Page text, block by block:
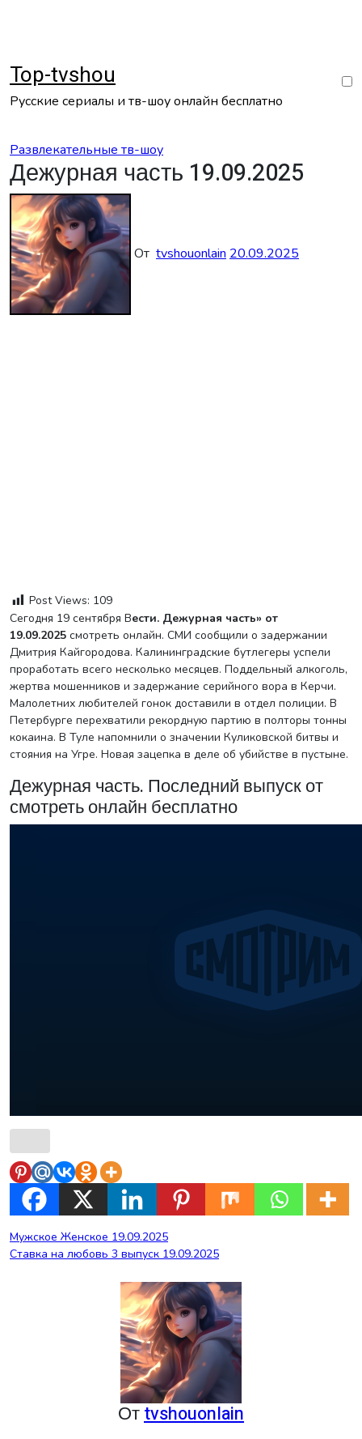
Top-tvshou
Русские сериалы и тв-шоу онлайн бесплатно
Развлекательные тв-шоу
Дежурная часть 19.09.2025
От tvshouonlain 20.09.2025
Post Views: 109
Сегодня 19 сентября Вести. Дежурная часть» от
19.09.2025 смотреть онлайн. СМИ сообщили о задержании
Дмитрия Кайгородова. Калининградские бутлегеры успели
проработать всего несколько месяцев. Поддельный алкоголь,
жертва мошенников и задержание серийного вора в Керчи.
Малолетних любителей гонок доставили в отдел полиции. В
Петербурге перехватили рекордную партию в полторы тонны
кокаина. В Туле напомнили о значении Куликовской битвы и
стояния на Угре. Новая зацепка в деле об убийстве в пустыне.
Дежурная часть. Последний выпуск от
смотреть онлайн бесплатно
Навигация
по
Мужское Женское 19.09.2025
Ставка на любовь 3 выпуск 19.09.2025
Отtvshouonlain